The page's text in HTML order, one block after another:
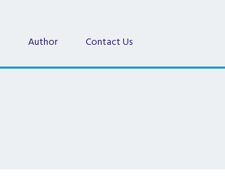
Author Contact Us